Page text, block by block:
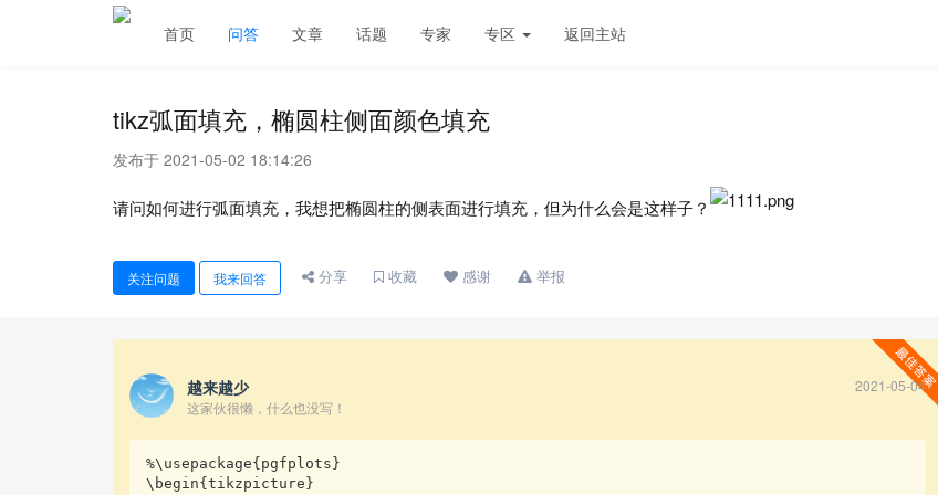
首页 问答 文章 话题 专家 专区 返回主站
tikz弧面填充，椭圆柱侧面颜色填充
发布于 2021-05-02 18:14:26
请问如何进行弧面填充，我想把椭圆柱的侧表面进行填充，但为什么会是这样子？
关注问题 我来回答 分享 收藏 感谢 举报
越来越少
2021-05-04
这家伙很懒，什么也没写！
%\usepackage{pgfplots}
\begin{tikzpicture}